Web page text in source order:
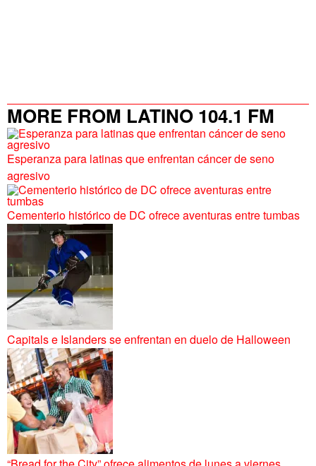
MORE FROM LATINO 104.1 FM
Esperanza para latinas que enfrentan cáncer de seno
agresivo
Cementerio histórico de DC ofrece aventuras entre tumbas
Capitals e Islanders se enfrentan en duelo de Halloween